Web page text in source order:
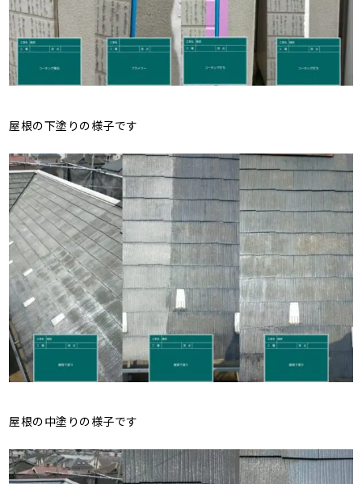
屋根の下塗りの様子です
屋根の中塗りの様子です